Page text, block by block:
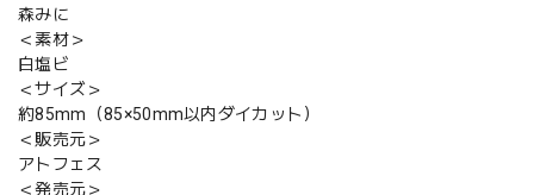
森みに
＜素材＞
白塩ビ
＜サイズ＞
約85mm（85×50mm以内ダイカット）
＜販売元＞
アトフェス
＜発売元＞